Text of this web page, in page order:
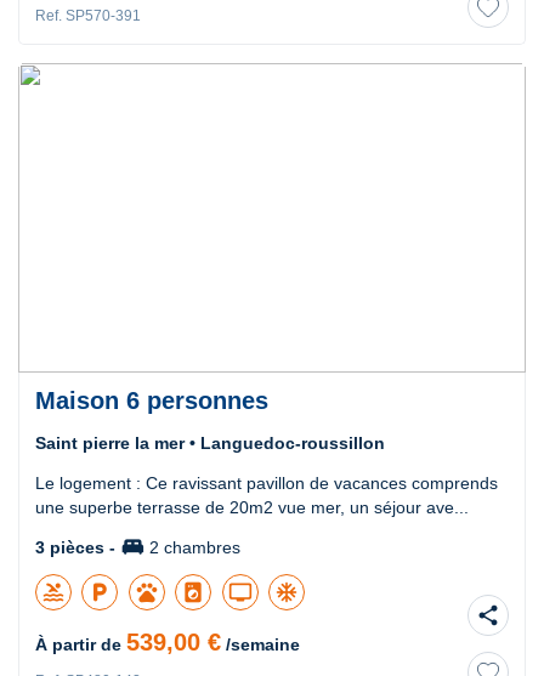
Ref. SP570-391
Maison 6 personnes
Saint pierre la mer • Languedoc-roussillon
Le logement : Ce ravissant pavillon de vacances comprends
une superbe terrasse de 20m2 vue mer, un séjour ave...
3 pièces - king_bed 2 chambres
pool local_parking pets local_laundry_service tv ac_unit
À partir de 539,00 € /semaine
share